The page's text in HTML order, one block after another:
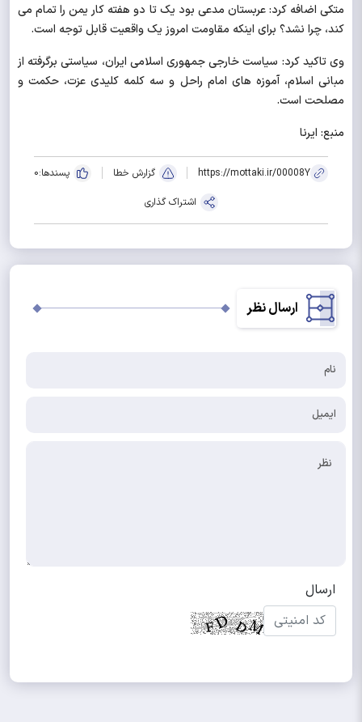
متکی اضافه کرد: عربستان مدعی بود یک تا دو هفته کار یمن را تمام می
کند، چرا نشد؟ برای اینکه مقاومت امروز یک واقعیت قابل توجه است.
وی تاکید کرد: سیاست خارجی جمهوری اسلامی ایران، سیاستی برگرفته از
مبانی اسلام، آموزه های امام راحل و سه کلمه کلیدی عزت، حکمت و
مصلحت است.
منبع: ايرنا
https://mottaki.ir/00008Y گزارش خطا پسندها:0
اشتراک گذاری
ارسال نظر